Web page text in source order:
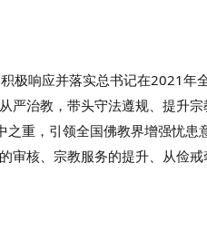
极响应并落实总书记在2021年
治教，带头守法遵规、提升
之重，引领全国佛教界增强忧
审核、宗教服务的提升、从俭